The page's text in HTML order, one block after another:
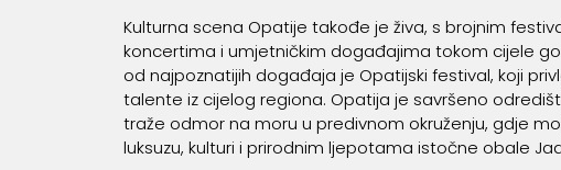
Kulturna scena Opatije takođe je živa, s brojnim
koncertima i umjetničkim događajima tokom cijele
od najpoznatijih događaja je Opatijski festival, koji
talente iz cijelog regiona. Opatija je savršeno
traže odmor na moru u predivnom okruženju, gdje
luksuzu, kulturi i prirodnim ljepotama istočne obale